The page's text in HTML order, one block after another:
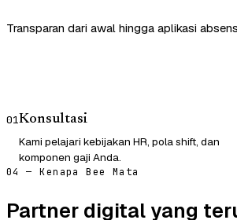
Transparan dari awal hingga aplikasi
01Konsultasi
Kami pelajari kebijakan HR, pola shift, dan
komponen gaji Anda.
04 — Kenapa Bee Mata
Partner digital yang